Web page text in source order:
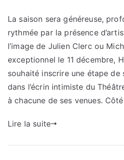
La saison sera généreuse,
rythmée par la présence
l’image de Julien Clerc ou
exceptionnel le 11 décembre,
souhaité inscrire une étape de
dans l’écrin intimiste du
à chacune de ses venues.
Lire la suite